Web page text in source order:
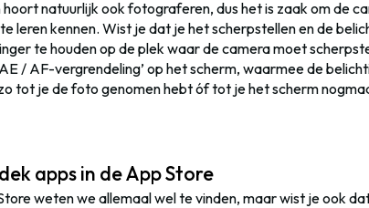
hoort natuurlijk ook fotograferen, dus het is zaak om de
leren kennen. Wist je dat je het scherpstellen en de
te houden op de plek waar de camera moet
/ AF-vergrendeling’ op het scherm, waarmee de
tot je de foto genomen hebt óf tot je het scherm
apps in de App Store
weten we allemaal wel te vinden, maar wist je ook